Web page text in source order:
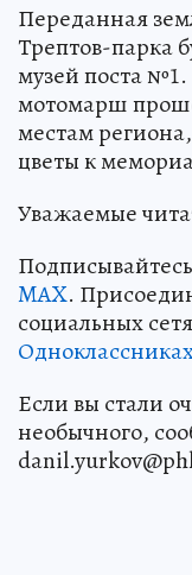
Переданная
Трептов-парка
музей поста
мотомарш
местам
цветы к
Уважаемые
MAX.
социальных
Если вы стали
необычного,